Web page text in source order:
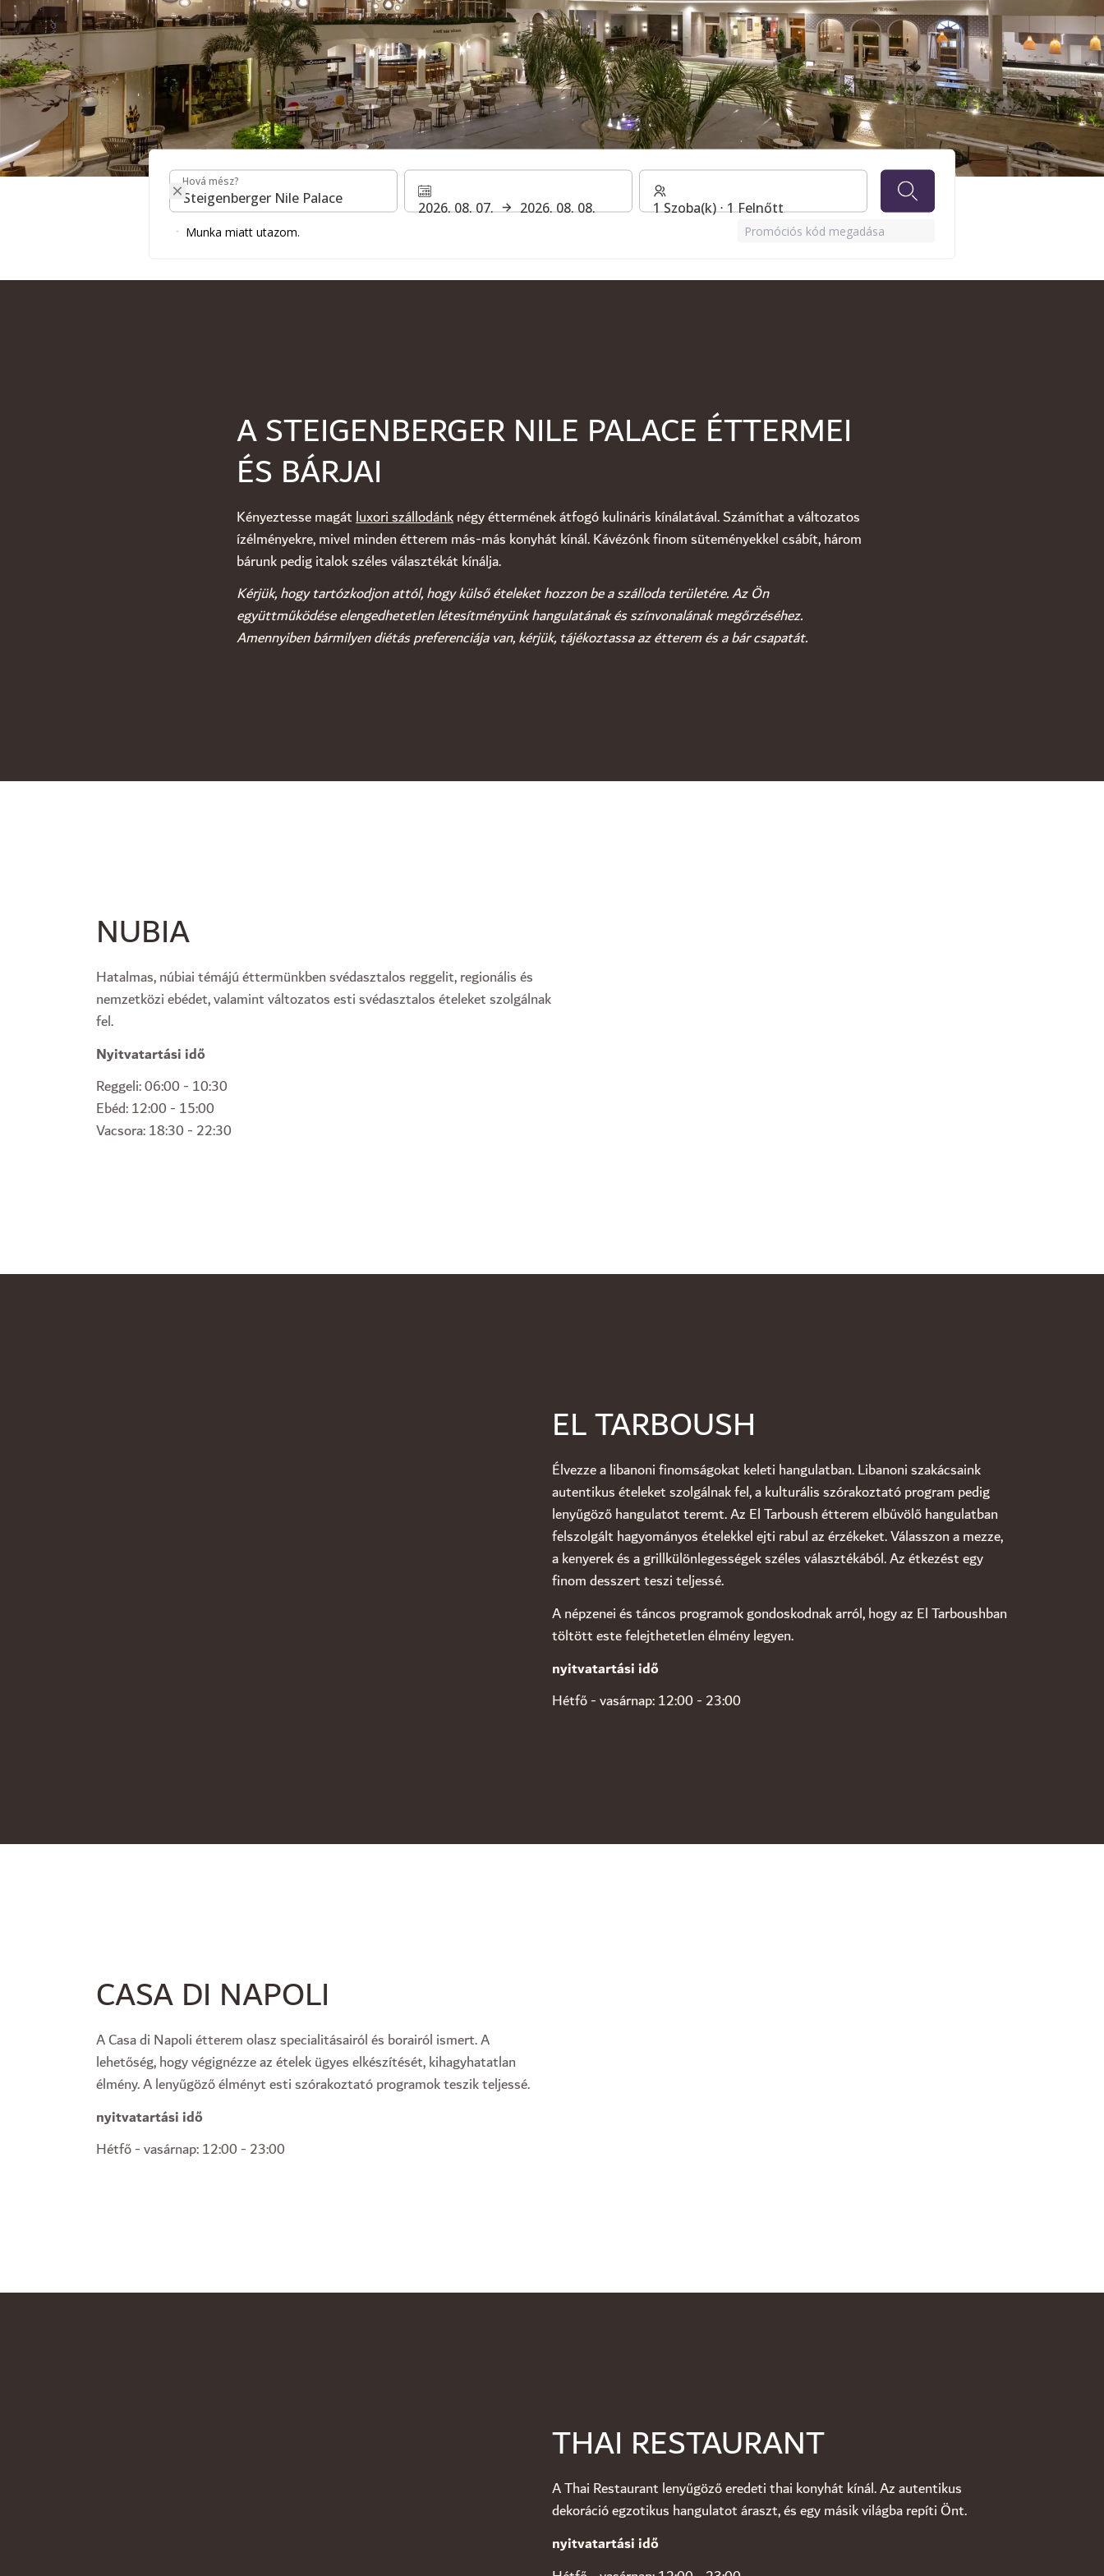
A STEIGENBERGER NILE PALACE ÉTTERMEI ÉS BÁRJAI
Hová mész?
Hová mész?
2026. 08. 07. 2026. 08. 08. 1 Szoba(k) ⋅ 1 Felnőtt
Munka miatt utazom. Promóciós kód megadása
A STEIGENBERGER NILE PALACE ÉTTERMEI
ÉS BÁRJAI
Kényeztesse magátluxori szállodánknégy éttermének átfogó kulináris kínálatával. Számíthat a változatos
ízélményekre, mivel minden étterem más-más konyhát kínál. Kávézónk finom süteményekkel csábít, három
bárunk pedig italok széles választékát kínálja.
Kérjük, hogy tartózkodjon attól, hogy külső ételeket hozzon be a szálloda területére. Az Ön
együttműködése elengedhetetlen létesítményünk hangulatának és színvonalának megőrzéséhez.
Amennyiben bármilyen diétás preferenciája van, kérjük, tájékoztassa az étterem és a bár csapatát.
NUBIA
Hatalmas, núbiai témájú éttermünkben svédasztalos reggelit, regionális és
nemzetközi ebédet, valamint változatos esti svédasztalos ételeket szolgálnak
fel.
Nyitvatartási idő
Reggeli: 06:00 - 10:30
Ebéd: 12:00 - 15:00
Vacsora: 18:30 - 22:30
EL TARBOUSH
Élvezze a libanoni finomságokat keleti hangulatban. Libanoni szakácsaink
autentikus ételeket szolgálnak fel, a kulturális szórakoztató program pedig
lenyűgöző hangulatot teremt. Az El Tarboush étterem elbűvölő hangulatban
felszolgált hagyományos ételekkel ejti rabul az érzékeket. Válasszon a mezze,
a kenyerek és a grillkülönlegességek széles választékából. Az étkezést egy
finom desszert teszi teljessé.
A népzenei és táncos programok gondoskodnak arról, hogy az El Tarboushban
töltött este felejthetetlen élmény legyen.
nyitvatartási idő
Hétfő - vasárnap: 12:00 - 23:00
CASA DI NAPOLI
A Casa di Napoli étterem olasz specialitásairól és borairól ismert. A
lehetőség, hogy végignézze az ételek ügyes elkészítését, kihagyhatatlan
élmény. A lenyűgöző élményt esti szórakoztató programok teszik teljessé.
nyitvatartási idő
Hétfő - vasárnap: 12:00 - 23:00
THAI RESTAURANT
A Thai Restaurant lenyűgöző eredeti thai konyhát kínál. Az autentikus
dekoráció egzotikus hangulatot áraszt, és egy másik világba repíti Önt.
nyitvatartási idő